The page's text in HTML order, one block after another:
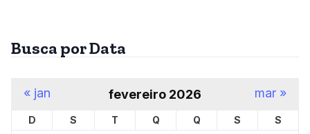
Busca por Data
fevereiro 2026
D S T Q Q S S
« jan mar »